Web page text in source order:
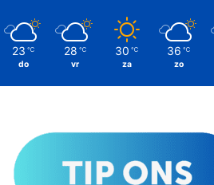
23 ℃
do
28 ℃
vr
30 ℃
za
36 ℃
zo